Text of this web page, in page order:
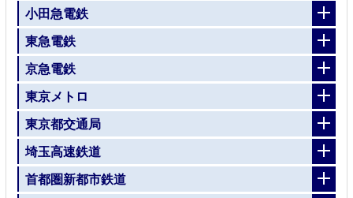
小田急電鉄
東急電鉄
京急電鉄
東京メトロ
東京都交通局
埼玉高速鉄道
首都圏新都市鉄道